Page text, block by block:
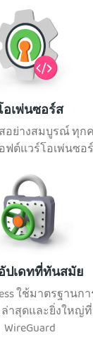
อเพ่นซอร์ส
อย่างสมบูรณ์ ทุ
ต์แวร์โอเพ่นซอ
ปเดทที่ทันสมัย
ใช้มาตรฐานก
ล่าสุดและยิ่งใหญ่
WireGuard